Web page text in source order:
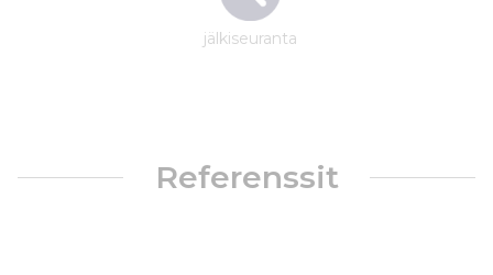
jälkiseuranta
Referenssit